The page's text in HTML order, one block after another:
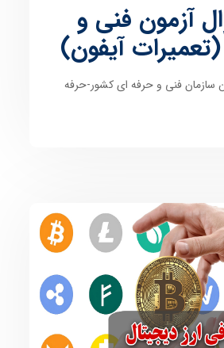
آزمون فنی و
آیفون)
سازمان فنی و حرفه ای کشور-حرفه